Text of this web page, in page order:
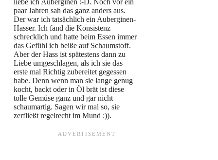
liebe ich Auberginen :-D. Noch vor ein
paar Jahren sah das ganz anders aus.
Der war ich tatsächlich ein Auberginen-
Hasser. Ich fand die Konsistenz
schrecklich und hatte beim Essen immer
das Gefühl ich beiße auf Schaumstoff.
Aber der Hass ist spätestens dann zu
Liebe umgeschlagen, als ich sie das
erste mal Richtig zubereitet gegessen
habe. Denn wenn man sie lange genug
kocht, backt oder in Öl brät ist diese
tolle Gemüse ganz und gar nicht
schaumartig. Sagen wir mal so, sie
zerfließt regelrecht im Mund :)).